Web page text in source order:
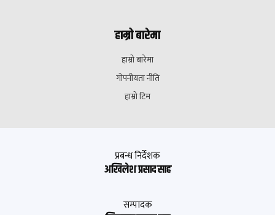
हाम्रो बारेमा
हाम्रो बारेमा
गोपनीयता नीति
हाम्रो टिम
प्रबन्ध निर्देशक
अखिलेश प्रसाद साह
सम्पादक